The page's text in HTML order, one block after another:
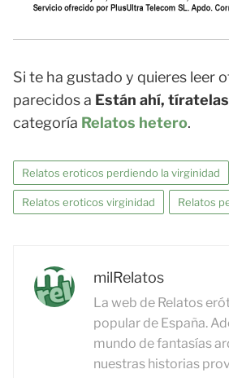
Si te ha gustado y quieres leer
parecidos a Están ahí, tíratelas
categoría Relatos hetero.
Relatos eroticos perdiendo la virginidad
Relatos eroticos virginidad Relatos
milRelatos
La web de Relatos
popular de España.
mundo de fantasías
nuestras historias